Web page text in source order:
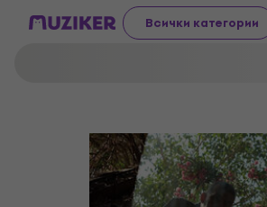
Всички категории